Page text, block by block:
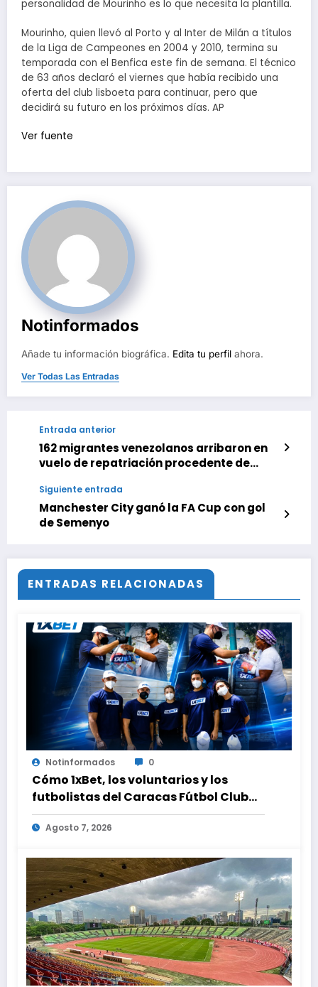
personalidad de Mourinho es lo que necesita la plantilla.
Mourinho, quien llevó al Porto y al Inter de Milán a títulos
de la Liga de Campeones en 2004 y 2010, termina su
temporada con el Benfica este fin de semana. El técnico
de 63 años declaró el viernes que había recibido una
oferta del club lisboeta para continuar, pero que
decidirá su futuro en los próximos días. AP
Ver fuente
Notinformados
Añade tu información biográfica. Edita tu perfil ahora.
Ver Todas Las Entradas
Entrada anterior
162 migrantes venezolanos arribaron en
vuelo de repatriación procedente de
Siguiente entrada
Manchester City ganó la FA Cup con gol
de Semenyo
ENTRADAS RELACIONADAS
Notinformados 0
Cómo 1xBet, los voluntarios y los
futbolistas del Caracas Fútbol Club
juntaron fuerzas para ayudar a las
familias de Venezuela
Agosto 7, 2026